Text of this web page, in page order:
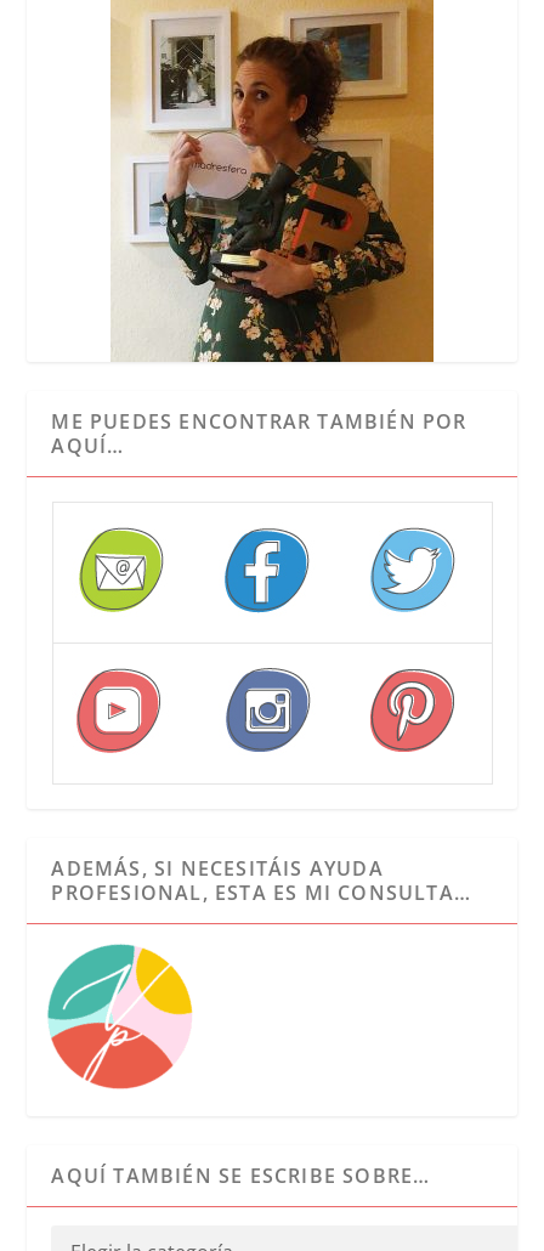
ME PUEDES ENCONTRAR TAMBIÉN POR
AQUÍ…
ADEMÁS, SI NECESITÁIS AYUDA
PROFESIONAL, ESTA ES MI CONSULTA…
AQUÍ TAMBIÉN SE ESCRIBE SOBRE…